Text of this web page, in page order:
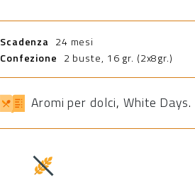
Scadenza 24 mesi
Confezione 2 buste, 16 gr. (2x8gr.)
Aromi per dolci,White Days.